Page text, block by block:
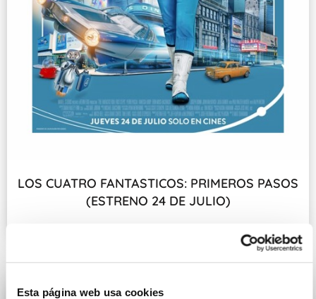
Esta página web usa cookies
LOS CUATRO FANTASTICOS: PRIMEROS PASOS
(ESTRENO 24 DE JULIO)